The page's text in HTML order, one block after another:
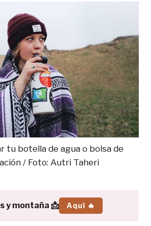
tu botella de agua o bolsa de
/ Foto: Autri Taheri
y montaña 📩 Aquí 🔥